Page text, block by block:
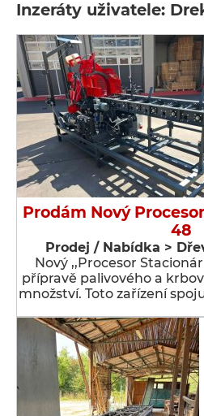
Inzeráty uživatele:
Prodám Nový
48
Prodej / Nabídka >
Nový ,,Procesor
přípravě palivového a
množství. Toto zařízení